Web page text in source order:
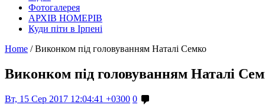
Фотогалерея
АРХІВ НОМЕРІВ
Куди піти в Ірпені
Home / Виконком під головуванням Наталі Семко
Виконком під головуванням Наталі
Вт, 15 Сер 2017 12:04:41 +0300 0